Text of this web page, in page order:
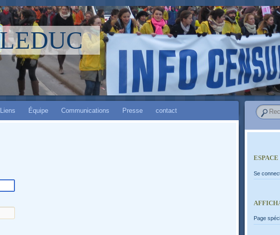
Liens Équipe Communications Presse contact
Se
Page